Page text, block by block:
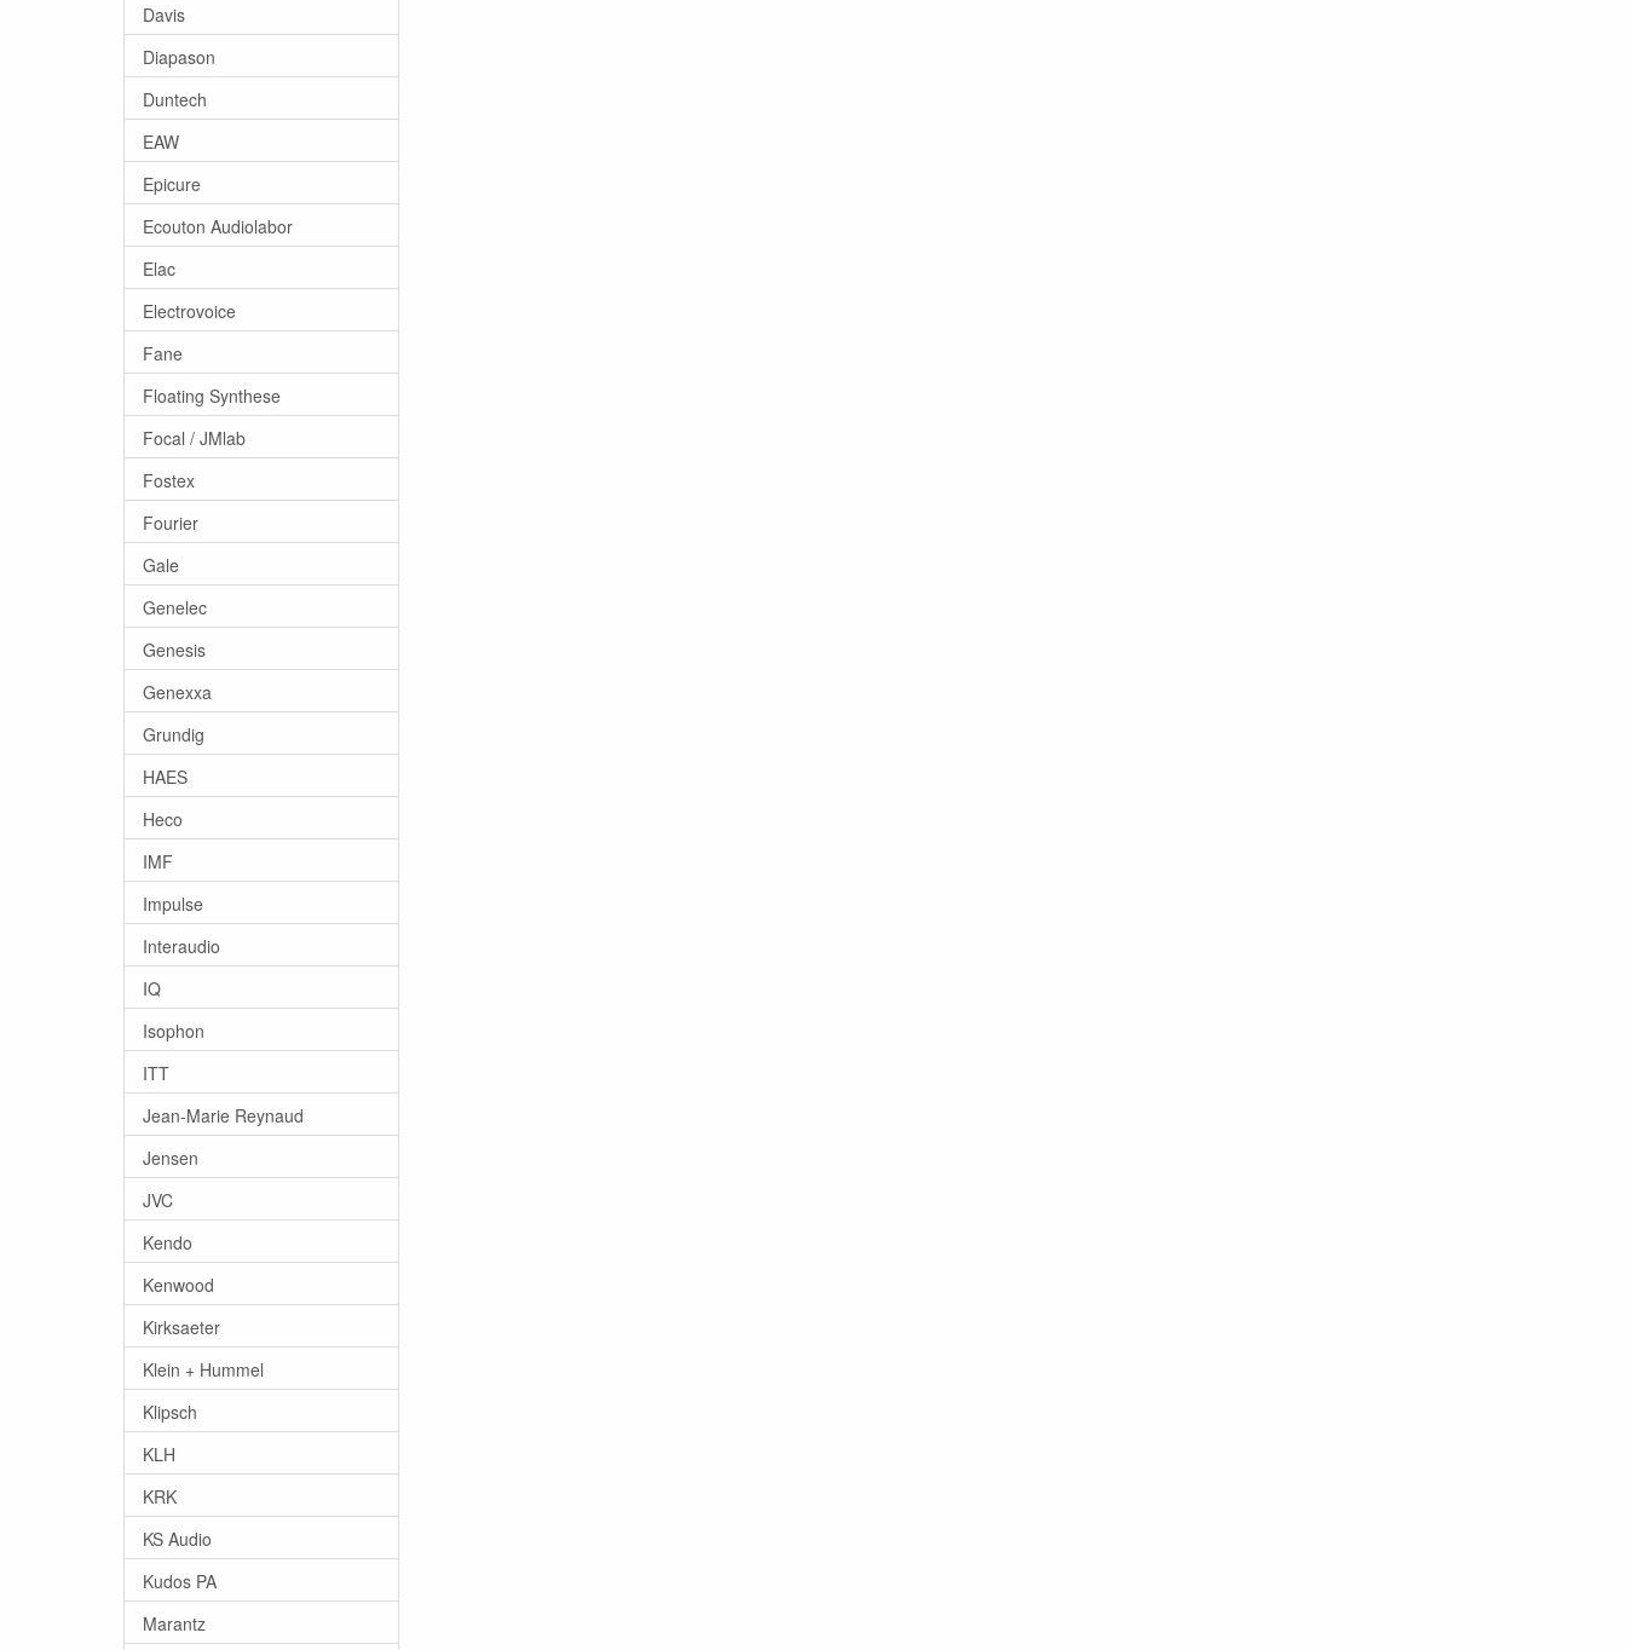
Davis
Diapason
Duntech
EAW
Epicure
Ecouton Audiolabor
Elac
Electrovoice
Fane
Floating Synthese
Focal / JMlab
Fostex
Fourier
Gale
Genelec
Genesis
Genexxa
Grundig
HAES
Heco
IMF
Impulse
Interaudio
IQ
Isophon
ITT
Jean-Marie Reynaud
Jensen
JVC
Kendo
Kenwood
Kirksaeter
Klein + Hummel
Klipsch
KLH
KRK
KS Audio
Kudos PA
Marantz